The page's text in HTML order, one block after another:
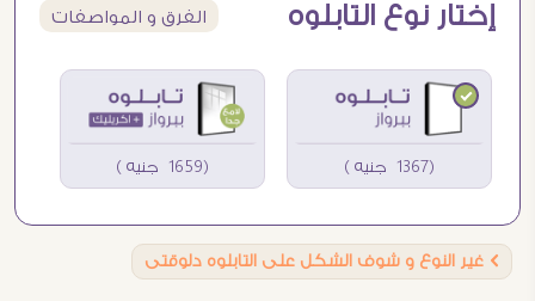
إختار نوع التابلوه الفرق و المواصفات
(1367 جنيه ) (1659 جنيه )
Ö غير النوع و شوف الشكل على التابلوه دلوقتى